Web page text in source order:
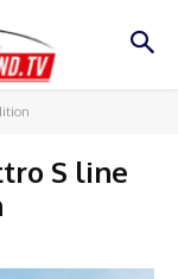
S line